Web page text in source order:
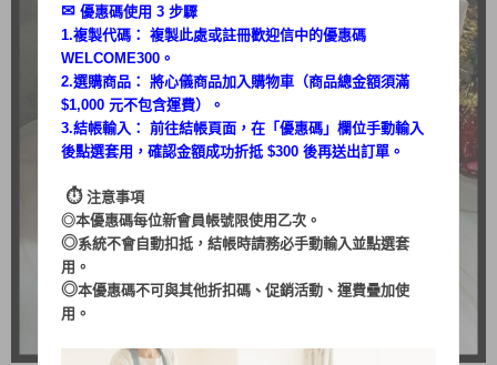
✉︎ 優惠碼使用 3 步驟
1.複製代碼： 複製此處或註冊歡迎信中的優惠碼
WELCOME300。
2.選購商品： 將心儀商品加入購物車（商品總金額須滿
$1,000 元不包含運費）。
3.結帳輸入： 前往結帳頁面，在「 優惠碼 」欄位手動輸入
後點選套用，確認金額成功折抵 $300 後再送出訂單。
⏱︎ 注意事項
◎本優惠碼每位新會員帳號限使用乙次。
◎系統不會自動扣抵，結帳時請務必手動輸入並點選套
用。
◎本優惠碼不可與其他折扣碼、促銷活動、運費疊加使
用。